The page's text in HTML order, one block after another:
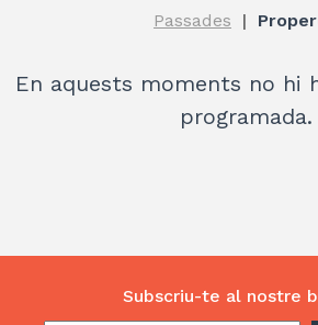
Passades
El CTESC presenta
En aquests moments no hi
programada.
Subscriu-te al nostre